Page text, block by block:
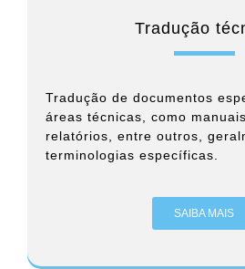
Tradução
Tradução de documentos
áreas técnicas, como
relatórios, entre outros,
terminologias específicas.
SAIBA MAIS